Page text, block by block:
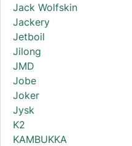
Jack Wolfskin
Jackery
Jetboil
Jilong
JMD
Jobe
Joker
Jysk
K2
KAMBUKKA